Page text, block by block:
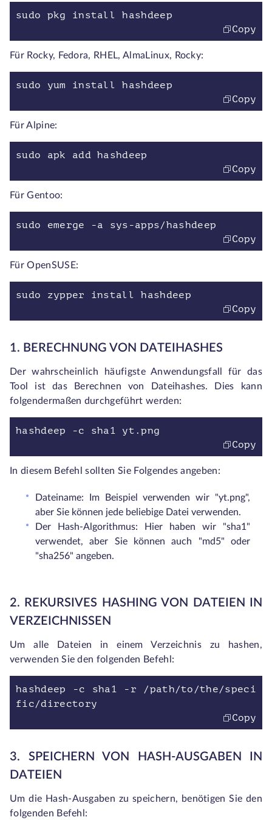
sudo pkg install hashdeep
Copy
Für Rocky, Fedora, RHEL, AlmaLinux, Rocky:
sudo yum install hashdeep
Copy
Für Alpine:
sudo apk add hashdeep
Copy
Für Gentoo:
sudo emerge -a sys-apps/hashdeep
Copy
Für OpenSUSE:
sudo zypper install hashdeep
Copy
1. BERECHNUNG VON DATEIHASHES
Der wahrscheinlich häufigste Anwendungsfall für das
Tool ist das Berechnen von Dateihashes. Dies kann
folgendermaßen durchgeführt werden:
hashdeep -c sha1 yt.png
Copy
In diesem Befehl sollten Sie Folgendes angeben:
Dateiname: Im Beispiel verwenden wir "yt.png",
aber Sie können jede beliebige Datei verwenden.
Der Hash-Algorithmus: Hier haben wir "sha1"
verwendet, aber Sie können auch "md5" oder
"sha256" angeben.
2. REKURSIVES HASHING VON DATEIEN IN
VERZEICHNISSEN
Um alle Dateien in einem Verzeichnis zu hashen,
verwenden Sie den folgenden Befehl:
hashdeep -c sha1 -r /path/to/the/speci
fic/directory
Copy
3. SPEICHERN VON HASH-AUSGABEN IN
DATEIEN
Um die Hash-Ausgaben zu speichern, benötigen Sie den
folgenden Befehl: